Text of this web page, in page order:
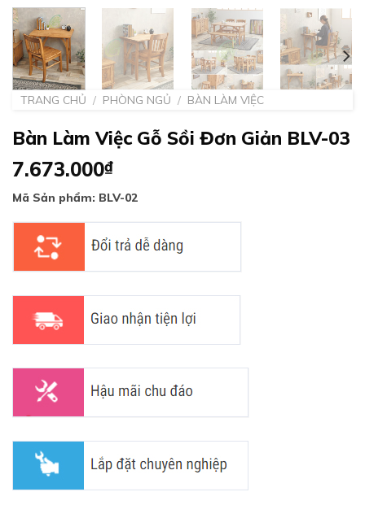
TRANG CHỦ / PHÒNG NGỦ / BÀN LÀM VIỆC
Bàn Làm Việc Gỗ Sồi Đơn Giản BLV-03
7.673.000₫
Mã Sản phẩm: BLV-02